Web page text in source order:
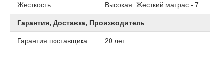
Жесткость Высокая: Жесткий матрас - 7
Гарантия, Доставка, Производитель
Гарантия поставщика 20 лет